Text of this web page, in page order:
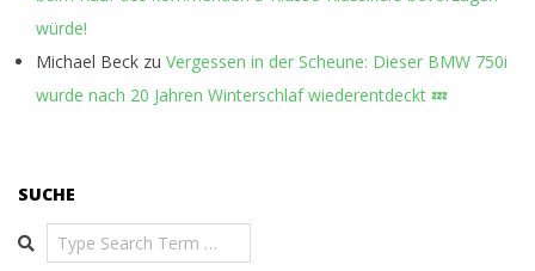
würde!
Michael Beck zu Vergessen in der Scheune: Dieser BMW 750i
wurde nach 20 Jahren Winterschlaf wiederentdeckt 💤
SUCHE
Search